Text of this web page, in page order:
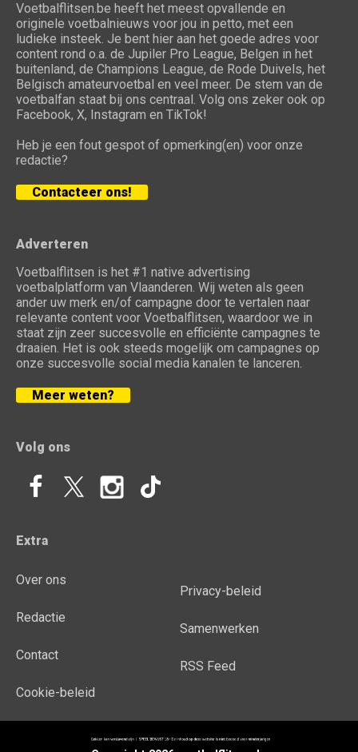
Voetbalflitsen.be heeft het meest opvallende en
originele voetbalnieuws voor jou in petto, met een
ludieke insteek. Je bent hier aan het goede adres voor
content rond o.a. de Jupiler Pro League, Belgen in het
buitenland, de Champions League, de Rode Duivels, het
Belgisch amateurvoetbal en veel meer. De stem van de
voetbalfan staat bij ons centraal. Volg ons zeker ook op
Facebook, X, Instagram en TikTok!
Heb je een fout gespot of opmerking(en) voor onze
redactie?
Contacteer ons!
Adverteren
Voetbalflitsen is het #1 native advertising
voetbalplatform van Vlaanderen. Wij weten als geen
ander uw merk en/of campagne door te vertalen naar
relevante content voor Voetbalflitsen, waardoor we in
staat zijn zeer succesvolle en efficiënte campagnes te
draaien. Het is ook steeds mogelijk om campagnes op
onze succesvolle social media kanalen te lanceren.
Meer weten?
Volg ons
Extra
Over ons
Redactie
Contact
Cookie-beleid
Privacy-beleid
Samenwerken
RSS Feed